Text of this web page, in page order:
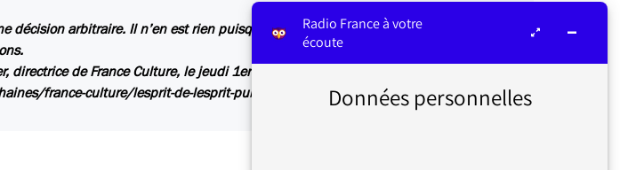
décision arbitraire. Il n’en est rien puisque les discussions avec le producteur de
directrice de France Culture, le jeudi 1er juin pour vous répondre :
france-culture/lesprit-de-lesprit-public-restera/
Radio France à votre
écoute
Données personnelles